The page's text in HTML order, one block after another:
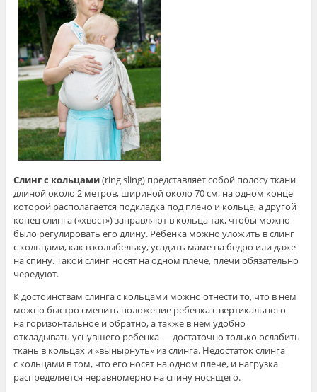
Слинг с кольцами(ring sling) представляет собой полосу ткани
длиной около 2 метров, шириной около 70 см, на одном конце
которой располагается подкладка под плечо и кольца, а другой
конец слинга («хвост») заправляют в кольца так, чтобы можно
было регулировать его длину. Ребенка можно уложить в слинг
с кольцами, как в колыбельку, усадить маме на бедро или даже
на спину. Такой слинг носят на одном плече, плечи обязательно
чередуют.
К достоинствам слинга с кольцами можно отнести то, что в нем
можно быстро сменить положение ребенка с вертикального
на горизонтальное и обратно, а также в нем удобно
откладывать уснувшего ребенка — достаточно только ослабить
ткань в кольцах и «вынырнуть» из слинга. Недостаток слинга
с кольцами в том, что его носят на одном плече, и нагрузка
распределяется неравномерно на спину носящего.